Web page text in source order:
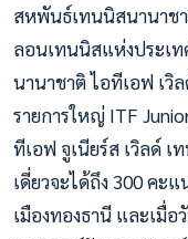
สหพันธ์เทนนิสนานาช
ลอนเทนนิสแห่งประเ
นานาชาติ ไอทีเอฟ เวิ
รายการใหญ่ ITF
ทีเอฟ จูเนียร์ส เวิลด์ เ
เดี่ยวจะได้ถึง 300 ค
เมืองทองธานี และเมื่